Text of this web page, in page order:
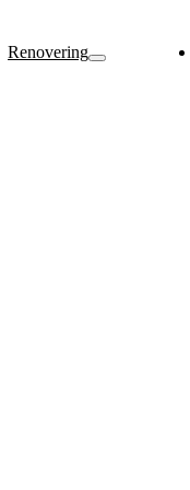
RenoveringKöksrenovering
Plattsättare
Balkongrenovering
Trapprenovering
Fasadrenovering
Fönsterrenovering
Badrumsrenovering